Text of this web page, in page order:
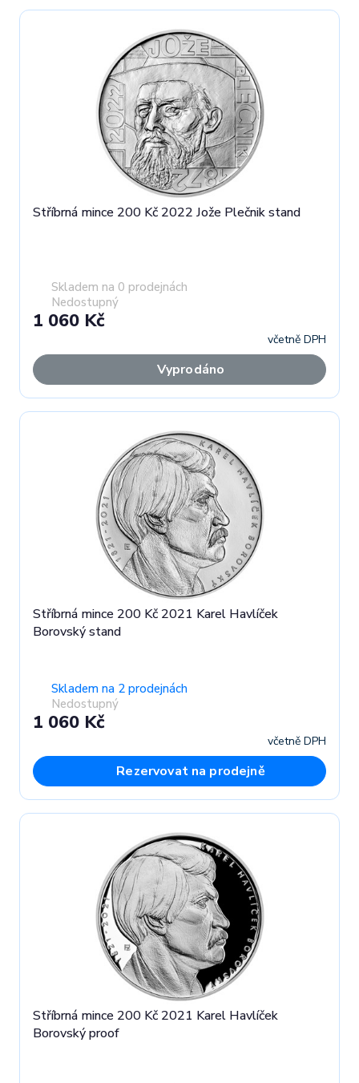
Stříbrná mince 200 Kč 2022 Jože Plečnik stand
Skladem na 0 prodejnách
Nedostupný
1 060 Kč
včetně DPH
Vyprodáno
Stříbrná mince 200 Kč 2021 Karel Havlíček
Borovský stand
Skladem na 2 prodejnách
Nedostupný
1 060 Kč
včetně DPH
Rezervovat na prodejně
Stříbrná mince 200 Kč 2021 Karel Havlíček
Borovský proof